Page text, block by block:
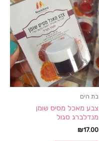
בת הים
צבע מאכל מסיס שומן
מנדלברג סגול
₪17.00